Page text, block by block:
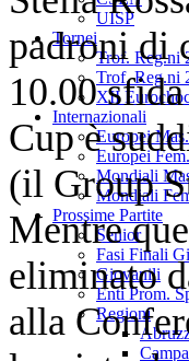
UISP
Tornei
Trof. Reg.ni
Trof. Reg.ni
XII
Internazionali
Europei
Europei
Mondiali
Mondiali
Prossime Partite
Senior
Fasi Finali
Giovanili
Enti Prom.
Regioni
padroni di
10.00
Cup è
(il Group
Mentre
eliminato
alla